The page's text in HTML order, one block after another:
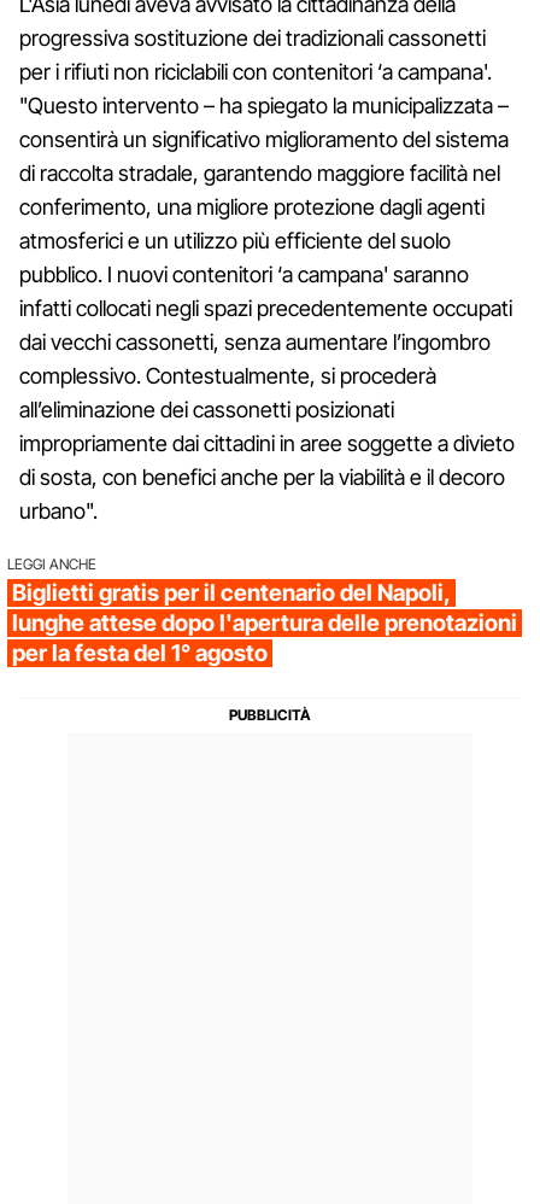
progressiva sostituzione dei tradizionali cassonetti
per i rifiuti non riciclabili con contenitori ‘a campana'.
"Questo intervento – ha spiegato la municipalizzata –
consentirà un significativo miglioramento del sistema
di raccolta stradale, garantendo maggiore facilità nel
conferimento, una migliore protezione dagli agenti
atmosferici e un utilizzo più efficiente del suolo
pubblico. I nuovi contenitori ‘a campana' saranno
infatti collocati negli spazi precedentemente occupati
dai vecchi cassonetti, senza aumentare l’ingombro
complessivo. Contestualmente, si procederà
all’eliminazione dei cassonetti posizionati
impropriamente dai cittadini in aree soggette a divieto
di sosta, con benefici anche per la viabilità e il decoro
urbano".
LEGGI ANCHE
Biglietti gratis per il centenario del Napoli,
lunghe attese dopo l'apertura delle prenotazioni
per la festa del 1° agosto